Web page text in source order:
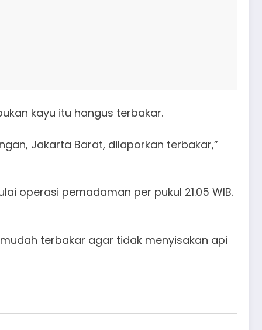
kayu itu hangus terbakar.
Jakarta Barat, dilaporkan terbakar,”
operasi pemadaman per pukul 21.05 WIB.
terbakar agar tidak menyisakan api